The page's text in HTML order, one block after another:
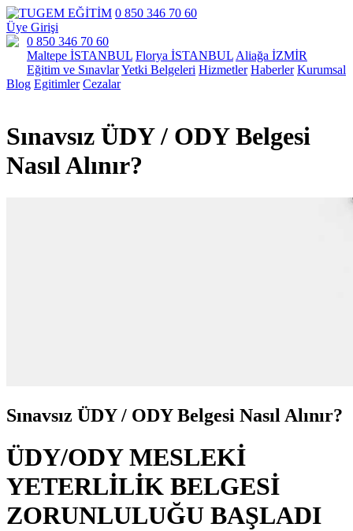
0 850 346 70 60
Üye Girişi
0 850 346 70 60
Maltepe İSTANBUL Florya İSTANBUL Aliağa İZMİR
Eğitim ve SınavlarYetki Belgeleri Hizmetler Haberler Kurumsal
Blog Egitimler Cezalar
Sınavsız ÜDY / ODY Belgesi
Nasıl Alınır?
Sınavsız ÜDY / ODY Belgesi Nasıl Alınır?
ÜDY/ODY MESLEKİ
YETERLİLİK BELGESİ
ZORUNLULUĞU BAŞLADI